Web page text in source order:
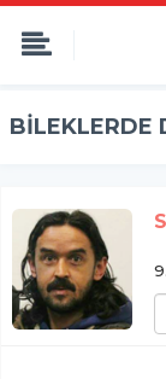
BİLEKLERDE